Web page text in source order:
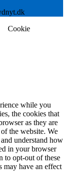
Cookie
while you
the cookies that
as they are
the website. We
understand how
in your browser
to opt-out of these
may have an effect